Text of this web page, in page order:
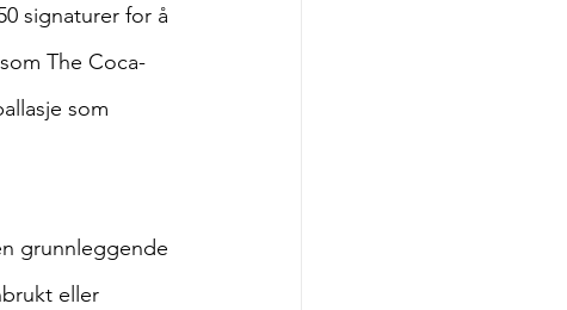
signaturer for å
The Coca-
som
grunnleggende
eller